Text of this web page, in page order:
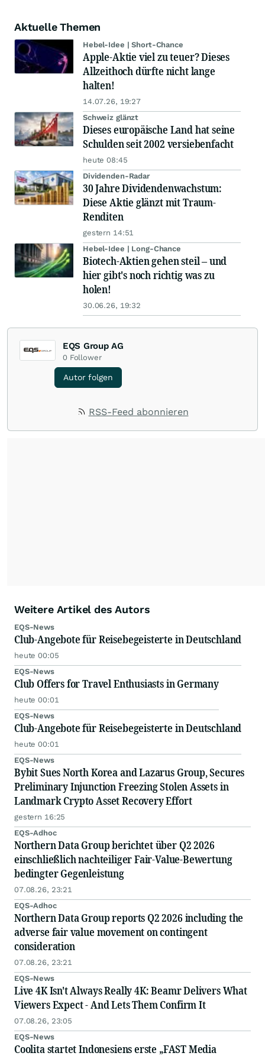
Aktuelle Themen
Hebel-Idee | Short-Chance
Apple-Aktie viel zu teuer? Dieses
Allzeithoch dürfte nicht lange
halten!
14.07.26, 19:27
Schweiz glänzt
Dieses europäische Land hat seine
Schulden seit 2002 versiebenfacht
heute 08:45
Dividenden-Radar
30 Jahre Dividendenwachstum:
Diese Aktie glänzt mit Traum-
Renditen
gestern 14:51
Hebel-Idee | Long-Chance
Biotech-Aktien gehen steil – und
hier gibt's noch richtig was zu
holen!
30.06.26, 19:32
EQS Group AG
0 Follower
Autor folgen
RSS-Feed abonnieren
Weitere Artikel des Autors
EQS-News
Club-Angebote für Reisebegeisterte in Deutschland
heute 00:05
EQS-News
Club Offers for Travel Enthusiasts in Germany
heute 00:01
EQS-News
Club-Angebote für Reisebegeisterte in Deutschland
heute 00:01
EQS-News
Bybit Sues North Korea and Lazarus Group, Secures
Preliminary Injunction Freezing Stolen Assets in
Landmark Crypto Asset Recovery Effort
gestern 16:25
EQS-Adhoc
Northern Data Group berichtet über Q2 2026
einschließlich nachteiliger Fair-Value-Bewertung
bedingter Gegenleistung
07.08.26, 23:21
EQS-Adhoc
Northern Data Group reports Q2 2026 including the
adverse fair value movement on contingent
consideration
07.08.26, 23:21
EQS-News
Live 4K Isn't Always Really 4K: Beamr Delivers What
Viewers Expect - And Lets Them Confirm It
07.08.26, 23:05
EQS-News
Coolita startet Indonesiens erste „FAST Media